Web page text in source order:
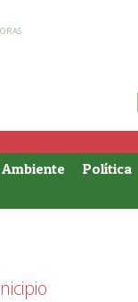
Política